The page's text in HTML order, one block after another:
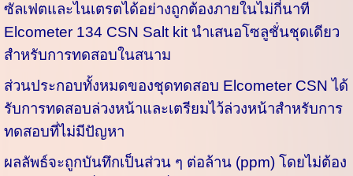
ซัลเฟตและไนเตรตได้อย่างถูกต้องภายในไม่กี่นาที
Elcometer 134 CSN Salt kit นำเสนอโซลูชั่นชุดเดียว
สำหรับการทดสอบในสนาม
ส่วนประกอบทั้งหมดของชุดทดสอบ Elcometer CSN ได้
รับการทดสอบล่วงหน้าและเตรียมไว้ล่วงหน้าสำหรับการ
ทดสอบที่ไม่มีปัญหา
ผลลัพธ์จะถูกบันทึกเป็นส่วน ๆ ต่อล้าน (ppm) โดยไม่ต้อง